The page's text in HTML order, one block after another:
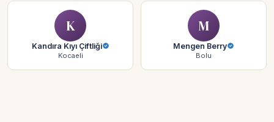
K
Kandıra Kıyı Çiftliği
Kocaeli
M
Mengen Berry
Bolu